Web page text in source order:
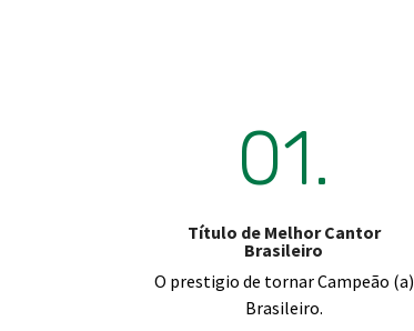
01.
Título de Melhor Cantor
Brasileiro
O prestigio de tornar Campeão (a)
Brasileiro.